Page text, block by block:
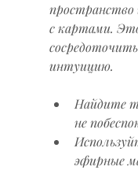
пространство
с картами.
интуицию.
Найдите
не
эфирные